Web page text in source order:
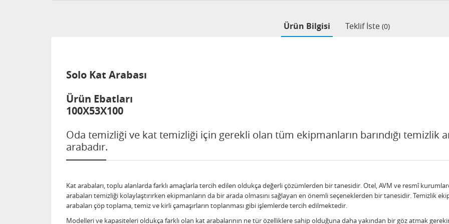
Ürün Bilgisi Teklif İste (0)
Solo Kat Arabası
Ürün Ebatları
100X53X100
Oda temizliği ve kat temizliği için gerekli olan tüm ekipmanların barındığı temizlik
arabadır.
Kat arabaları, toplu alanlarda farklı amaçlarla tercih edilen oldukça değerli çözümlerden bir tanesidir. Otel, AVM ve resmî
arabaları temizliği kolaylaştırırken ekipmanların da bir arada olmasını sağlayan en önemli seçeneklerden bir tanesidir. Temizlik
arabaları çöp toplama, temiz ve kirli çamaşırların toplanması gibi işlemlerde tercih edilmektedir.
Modelleri ve kapasiteleri oldukça farklı olan kat arabalarının ne tür özelliklere sahip olduğuna daha yakından bir göz atmak